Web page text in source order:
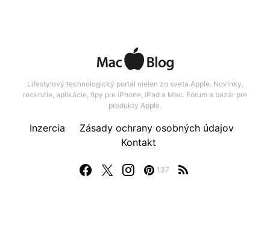
Lifestylový technologický portál nielen zo sveta Apple. Novinky,
recenzie, aplikácie, tipy pre iPhone, iPad a Mac. Fórum a bazár pre
produkty Apple.
137
Inzercia
Zásady ochrany osobných údajov
Kontakt